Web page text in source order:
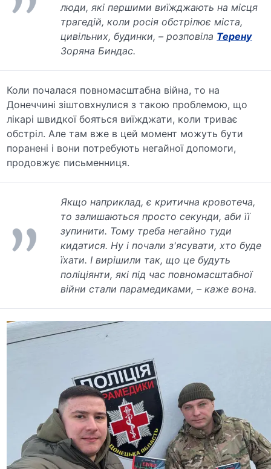
люди, які першими виїжджають на місця
трагедій, коли росія обстрілює міста,
цивільних, будинки, – розповіла Терену
Зоряна Биндас.
Коли почалася повномасштабна війна, то на
Донеччині зіштовхнулися з такою проблемою, що
лікарі швидкої бояться виїжджати, коли триває
обстріл. Але там вже в цей момент можуть бути
поранені і вони потребують негайної допомоги,
продовжує письменниця.
Якщо наприклад, є критична кровотеча,
то залишаються просто секунди, аби її
зупинити. Тому треба негайно туди
кидатися. Ну і почали з'ясувати, хто буде
їхати. І вирішили так, що це будуть
поліціянти, які під час повномасштабної
війни стали парамедиками, – каже вона.